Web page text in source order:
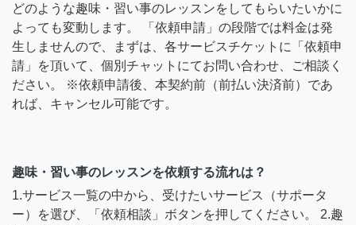
どのような趣味・習い事のレッスンをしてもらいたいかに
よっても変動します。 「依頼申請」の段階では料金は発
生しませんので、まずは、各サービスチケットに「依頼申
請」を頂いて、個別チャットにてお問い合わせ、ご相談く
ださい。 ※依頼申請後、本契約前（前払い決済前）であ
れば、キャンセル可能です。
趣味・習い事のレッスンを依頼する流れは？
1.サービス一覧の中から、受けたいサービス（サポータ
ー）を選び、「依頼相談」ボタンを押してください。 2.趣